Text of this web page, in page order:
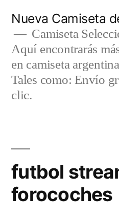
contenido
Nueva Camiseta
Camiseta
Aquí encontrarás
en camiseta
Tales como: Envío
clic.
futbol
forocoches